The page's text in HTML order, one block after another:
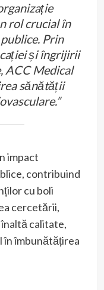
rol crucial în
Prin
și îngrijirii
ACC Medical
sănătății
impact
contribuind
cu boli
cercetării,
calitate,
în îmbunătățirea